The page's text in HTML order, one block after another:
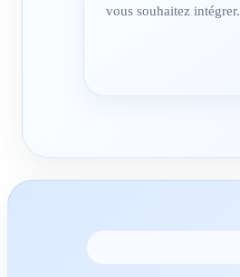
vous souhaitez intégrer.